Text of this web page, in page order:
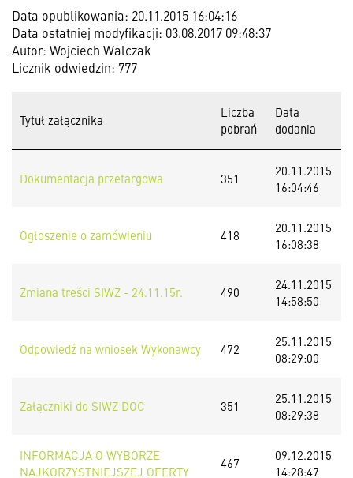
Data opublikowania: 20.11.2015 16:04:16
Data ostatniej modyfikacji: 03.08.2017 09:48:37
Autor: Wojciech Walczak
Licznik odwiedzin: 777
Tytuł załącznika
Liczba
pobrań
Data
dodania
Dokumentacja przetargowa 351
20.11.2015
16:04:46
Ogłoszenie o zamówieniu 418
20.11.2015
16:08:38
Zmiana treści SIWZ - 24.11.15r. 490
24.11.2015
14:58:50
Odpowiedź na wniosek Wykonawcy 472
25.11.2015
08:29:00
Załączniki do SIWZ DOC 351
25.11.2015
08:29:38
INFORMACJA O WYBORZE
NAJKORZYSTNIEJSZEJ OFERTY
467
09.12.2015
14:28:47